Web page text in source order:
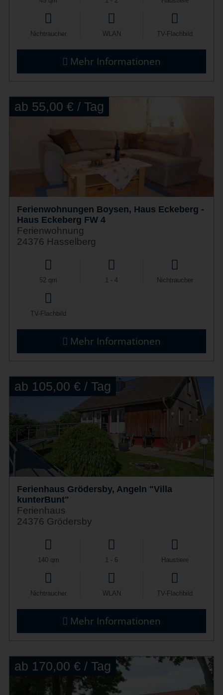
Nichtraucher WLAN TV-Flachbild
Mehr Informationen
ab 55,00 € / Tag
Ferienwohnungen Boysen, Haus Eckeberg -
Haus Eckeberg FW 4
Ferienwohnung
24376 Hasselberg
52 qm 1 - 4 Nichtraucher
TV-Flachbild
Mehr Informationen
ab 105,00 € / Tag
Ferienhaus Grödersby, Angeln "Villa
kunterBunt"
Ferienhaus
24376 Grödersby
140 qm 1 - 6 Haustiere
Nichtraucher WLAN TV-Flachbild
Mehr Informationen
ab 170,00 € / Tag